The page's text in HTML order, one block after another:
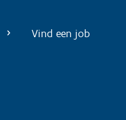
Vind een job